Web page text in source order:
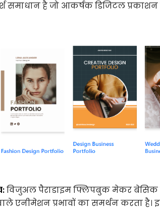
समाधान है जो आकर्षक डिजिटल
विजुअल पैराडाइम फ्लिपबुक मेकर
एनीमेशन प्रभावों का समर्थन करता